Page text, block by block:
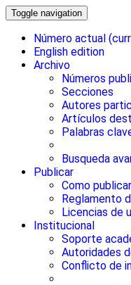
Toggle navigation
Número actual
English edition
Archivo
Números
Secciones
Autores
Artículos
Palabras
Busqueda
Publicar
Como publicar
Reglamento
Licencias de
Institucional
Soporte
Autoridades
Conflicto de